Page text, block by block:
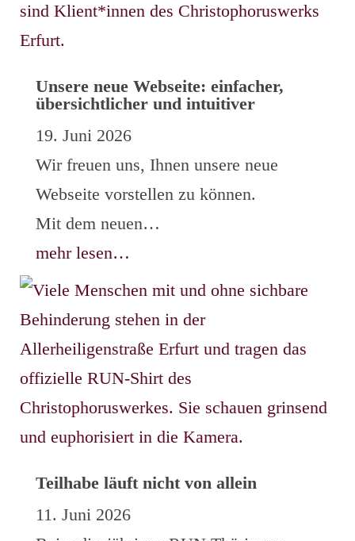
Unsere neue Webseite: einfacher,
übersichtlicher und intuitiver
19. Juni 2026
Wir freuen uns, Ihnen unsere neue
Webseite vorstellen zu können.
Mit dem neuen…
mehr lesen…
Teilhabe läuft nicht von allein
11. Juni 2026